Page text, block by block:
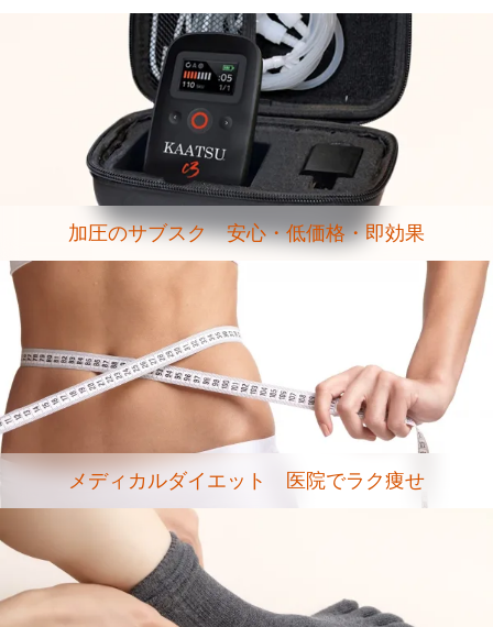
加圧のサブスク 安心・低価格・即効果
メディカルダイエット 医院でラク痩せ